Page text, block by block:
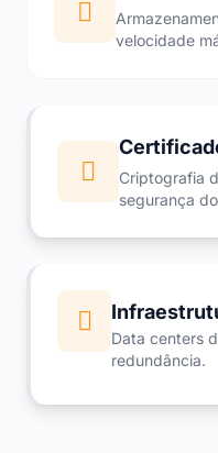
velocidade
Criptografia
segurança
Data centers
redundância.